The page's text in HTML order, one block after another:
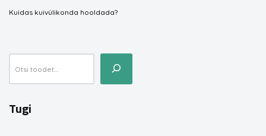
Kuidas kuivülikonda hooldada?
Tugi